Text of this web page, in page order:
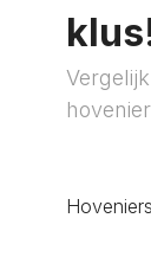
Vergelijk